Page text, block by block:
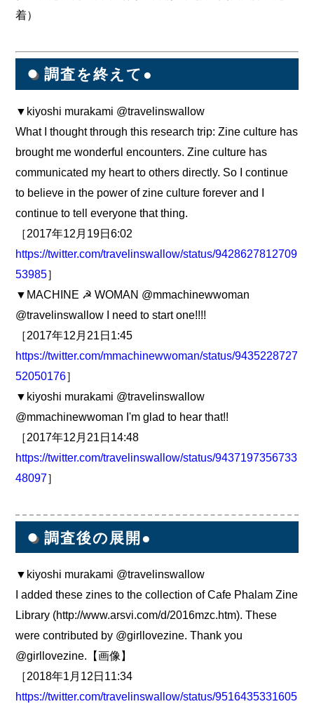
着）
● 調査を終えて●
▼kiyoshi murakami @travelinswallow
What I thought through this research trip: Zine culture has
brought me wonderful encounters. Zine culture has
communicated my heart to others directly. So I continue
to believe in the power of zine culture forever and I
continue to tell everyone that thing.
［2017年12月19日6:02
https://twitter.com/travelinswallow/status/9428627812709
53985］
▼MACHINE ☭ WOMAN @mmachinewwoman
@travelinswallow I need to start one!!!!
［2017年12月21日1:45
https://twitter.com/mmachinewwoman/status/9435228727
52050176］
▼kiyoshi murakami @travelinswallow
@mmachinewwoman I'm glad to hear that!!
［2017年12月21日14:48
https://twitter.com/travelinswallow/status/9437197356733
48097］
● 調査後の展開●
▼kiyoshi murakami @travelinswallow
I added these zines to the collection of Cafe Phalam Zine
Library (http://www.arsvi.com/d/2016mzc.htm). These
were contributed by @girllovezine. Thank you
@girllovezine.【画像】
［2018年1月12日11:34
https://twitter.com/travelinswallow/status/9516435331605